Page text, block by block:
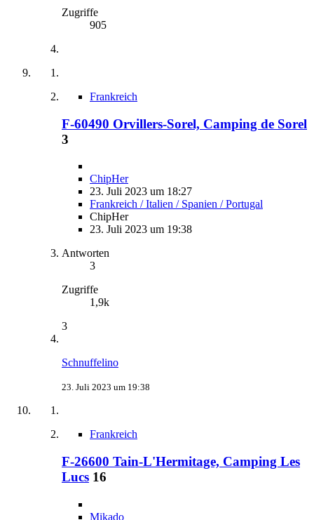
Zugriffe
905
Frankreich
F-60490 Orvillers-Sorel, Camping de Sorel
3
ChipHer
23. Juli 2023 um 18:27
Frankreich / Italien / Spanien / Portugal
ChipHer
23. Juli 2023 um 19:38
Antworten
3
Zugriffe
1,9k
3
Schnuffelino
23. Juli 2023 um 19:38
Frankreich
F-26600 Tain-L'Hermitage, Camping Les
Lucs 16
Mikado